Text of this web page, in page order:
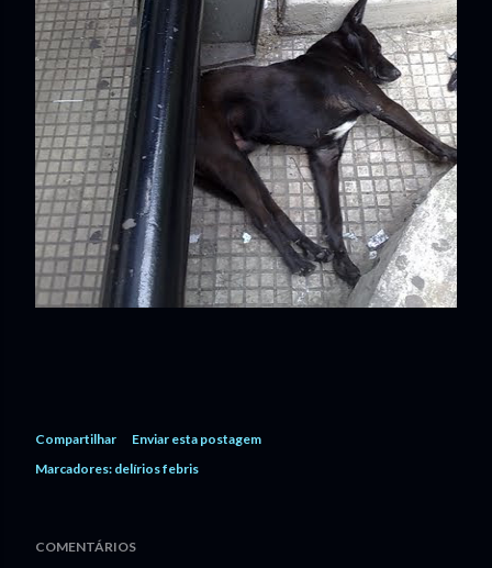
Compartilhar
Enviar esta postagem
Marcadores: delírios febris
COMENTÁRIOS